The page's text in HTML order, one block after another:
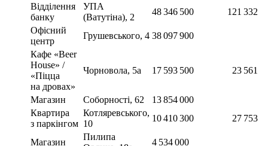
Відділення
банку
УПА
(Ватутіна), 2
48 346 500
121 332
Офісний
центр
Грушевського, 4 38 097 900
Кафе «Beer
House» /
«Піцца
на дровах»
Чорновола, 5а 17 593 500 23 561
Магазин Соборності, 62
13 854 000
Квартира
з паркінгом
Котляревського,
10
10 410 300 27 753
Магазин
Пилипа
4 534 000